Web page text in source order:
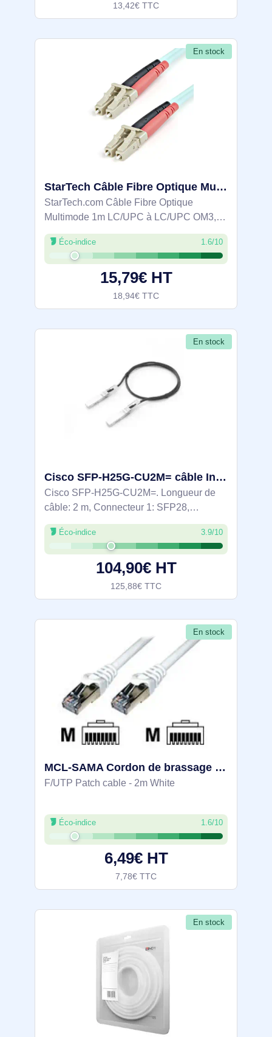
13,42€ TTC
En stock
StarTech Câble Fibre Optique Multimode 1m LC/UPC à - A50FBLCLC1
StarTech.com Câble Fibre Optique
Multimode 1m LC/UPC à LC/UPC OM3,
Fibre Zipcord Full Duplex 50/125µm,
Réseaux 100G, LOMMF/VCSEL,
Éco-indice 1.6/10
15,79€ HT
18,94€ TTC
En stock
Cisco SFP-H25G-CU2M= câble InfiniBand et à fibres optiques 2 m SFP28
Cisco SFP-H25G-CU2M=. Longueur de
câble: 2 m, Connecteur 1: SFP28,
Connecteur 2: SFP28, Genre du
connecteur: Mâle/Mâle
Éco-indice 3.9/10
104,90€ HT
125,88€ TTC
En stock
MCL-SAMA Cordon de brassage RJ45 CAT 6 F/UTP CAT 6 - FCC6BM-2M/W
F/UTP Patch cable - 2m White
Éco-indice 1.6/10
6,49€ HT
7,78€ TTC
En stock